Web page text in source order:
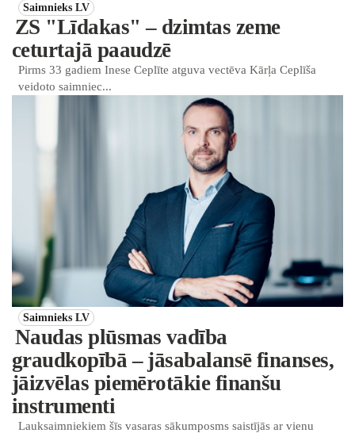
Saimnieks LV
ZS "Līdakas" – dzimtas zeme
ceturtajā paaudzē
Pirms 33 gadiem Inese Ceplīte atguva vectēva Kārļa Ceplīša
veidoto saimniec...
Saimnieks LV
Naudas plūsmas vadība
graudkopībā – jāsabalansē finanses,
jāizvēlas piemērotākie finanšu
instrumenti
Lauksaimniekiem šīs vasaras sākumposms saistījās ar vienu